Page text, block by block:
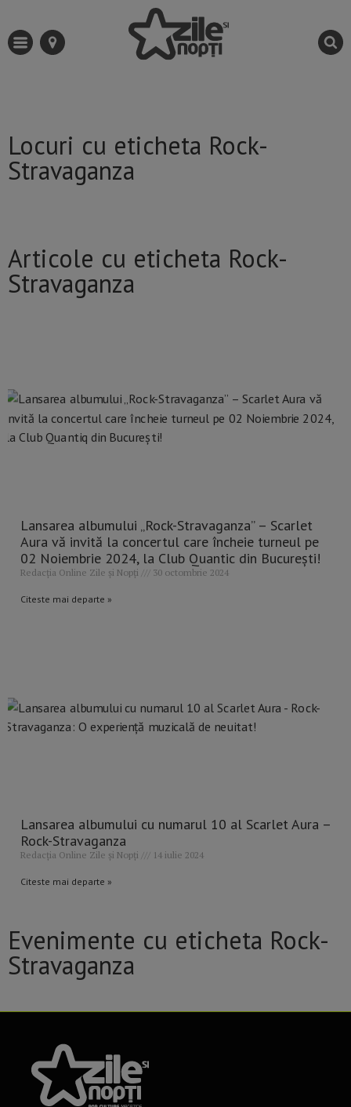
Locuri cu eticheta Rock-
Stravaganza
Articole cu eticheta Rock-
Stravaganza
Lansarea albumului „Rock-Stravaganza” – Scarlet
Aura vă invită la concertul care încheie turneul pe
02 Noiembrie 2024, la Club Quantic din București!
Redacția Online Zile și Nopți 30 octombrie 2024
Citeste mai departe »
Lansarea albumului cu numarul 10 al Scarlet Aura –
Rock-Stravaganza
Redacția Online Zile și Nopți 14 iulie 2024
Citeste mai departe »
Evenimente cu eticheta Rock-
Stravaganza